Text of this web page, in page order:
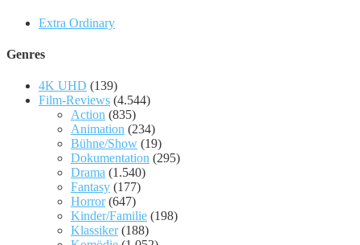
Extra Ordinary
Genres
4K UHD (139)
Film-Reviews (4.544)
Action (835)
Animation (234)
Bühne/Show (19)
Dokumentation (295)
Drama (1.540)
Fantasy (177)
Horror(647)
Kinder/Familie (198)
Klassiker(188)